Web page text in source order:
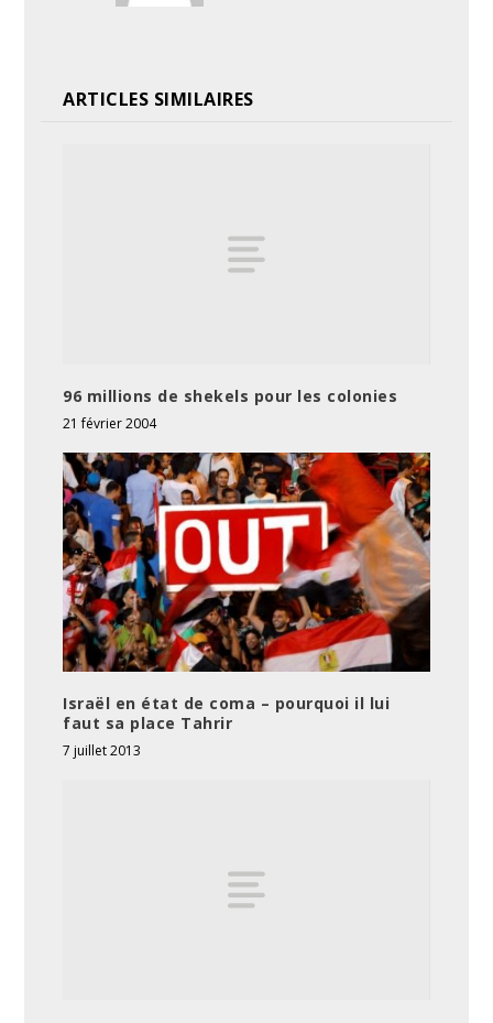
ARTICLES SIMILAIRES
96 millions de shekels pour les colonies
21 février 2004
Israël en état de coma – pourquoi il lui
faut sa place Tahrir
7 juillet 2013